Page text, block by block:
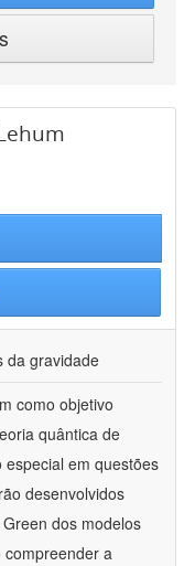
da gravidade
como objetivo
quântica de
em questões
desenvolvidos
dos modelos
compreender a